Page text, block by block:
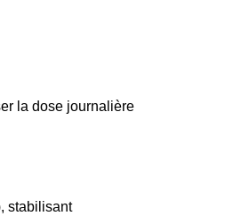
la dose journalière
stabilisant